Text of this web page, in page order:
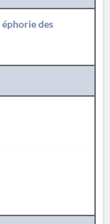
éphorie des